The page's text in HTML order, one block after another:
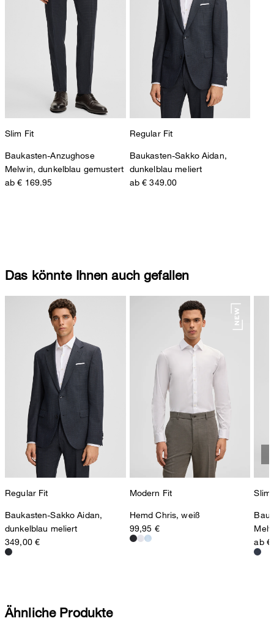
Slim Fit
Baukasten-Anzughose
Melwin, dunkelblau gemustert
ab € 169.95
Regular Fit
Baukasten-Sakko Aidan,
dunkelblau meliert
ab € 349.00
Das könnte Ihnen auch gefallen
Regular Fit
Baukasten-Sakko Aidan,
dunkelblau meliert
349,00 €
Modern Fit
Hemd Chris, weiß
99,95 €
Slim
ab €
Ähnliche Produkte